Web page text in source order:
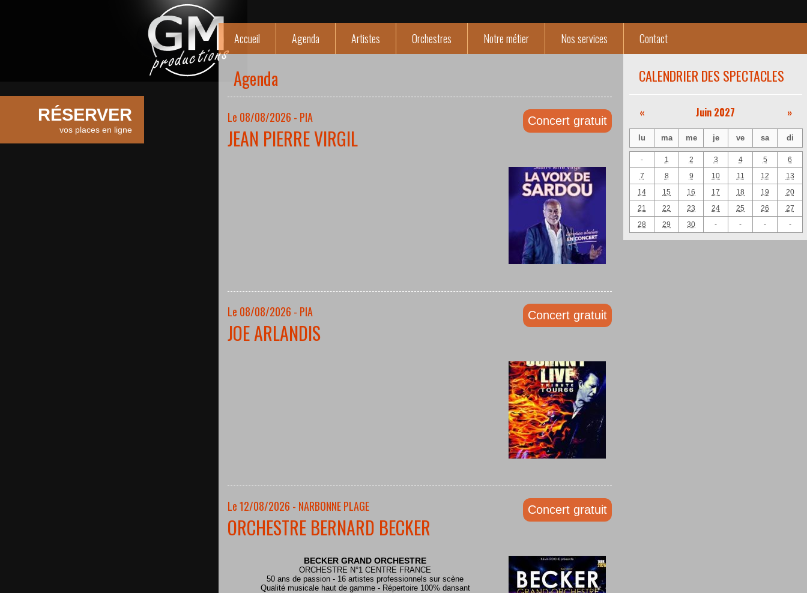
RÉSERVER
vos places en ligne
Accueil Agenda Artistes Orchestres Notre métier Nos services Contact
Agenda
Le 08/08/2026 - PIA
JEAN PIERRE VIRGIL
Concert gratuit
Le 08/08/2026 - PIA
JOE ARLANDIS
Concert gratuit
Le 12/08/2026 - NARBONNE PLAGE
ORCHESTRE BERNARD BECKER
Concert gratuit
BECKER GRAND ORCHESTRE
ORCHESTRE N°1 CENTRE FRANCE
50 ans de passion - 16 artistes professionnels sur scène
Qualité musicale haut de gamme - Répertoire 100% dansant
CALENDRIER DES SPECTACLES
« Juin 2027 »
lu ma me je ve sa di
- 1 2 3 4 5
6
7
8 9 10 11 12
13
14
15 16 17 18 19
20
21
22 23 24 25 26
27
28
29 30 - - - -